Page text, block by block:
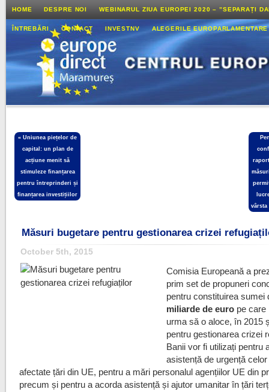
HOME DESPRE NOI WEBINARUL ZIUA EUROPEI 2020 – ”SEPARAȚI
ÎNTREBĂRI CONTACT INVESTNV ALEGERILE
«Uniunea piețelor de
capital: un plan de
acțiune menit să
stimuleze finanțarea
pentru întreprinderi și
finanțarea investițiilor
vârsta
Măsuri bugetare pentru gestionarea crizei
October 5th, 2015
Comisia Europeană a
prim set de propuneri
pentru constituirea sumei
miliarde de euro pe care
urma să o aloce, în 2015
pentru gestionarea crizei
Banii vor fi utilizați pentru
asistență de urgență
afectate țări din UE, pentru a mări personalul agențiilor UE din
precum și pentru a acorda asistență și ajutor umanitar în țări